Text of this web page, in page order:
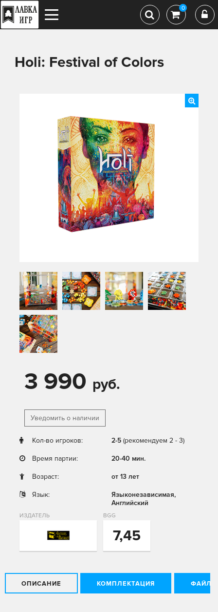
0
Holi: Festival of Colors
3 990 руб.
Уведомить о наличии
Кол-во игроков: 2-5 (рекомендуем 2 - 3)
Время партии: 20-40 мин.
Возраст: от 13 лет
Язык:
Языконезависимая,
Английский
ИЗДАТЕЛЬ BGG
7,45
ОПИСАНИЕ КОМПЛЕКТАЦИЯ ФАЙЛЫ